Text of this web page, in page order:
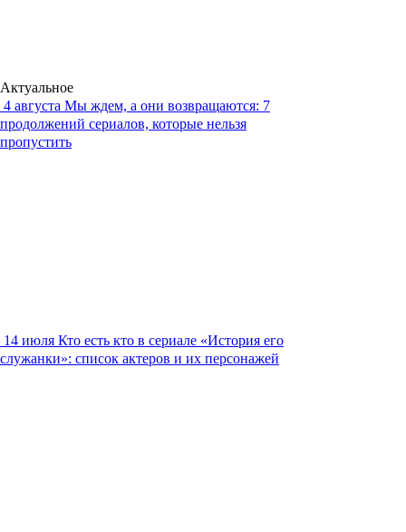
Актуальное
4 августа Мы ждем, а они возвращаются: 7
продолжений сериалов, которые нельзя
пропустить
14 июля Кто есть кто в сериале «История его
служанки»: список актеров и их персонажей